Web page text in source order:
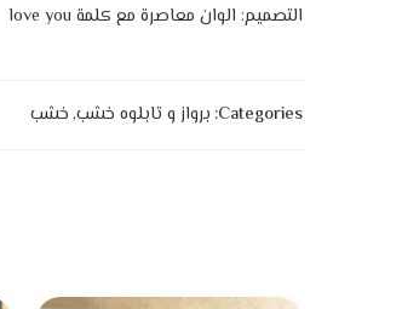
التصميم: الوان معاصرة مع كلمة love you
Categories: برواز و تابلوه خشب,خشب